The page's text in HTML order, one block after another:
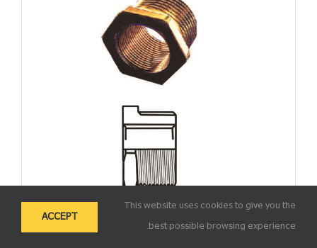
This website uses cookies to give you the
best possible browsing experience.
ACCEPT